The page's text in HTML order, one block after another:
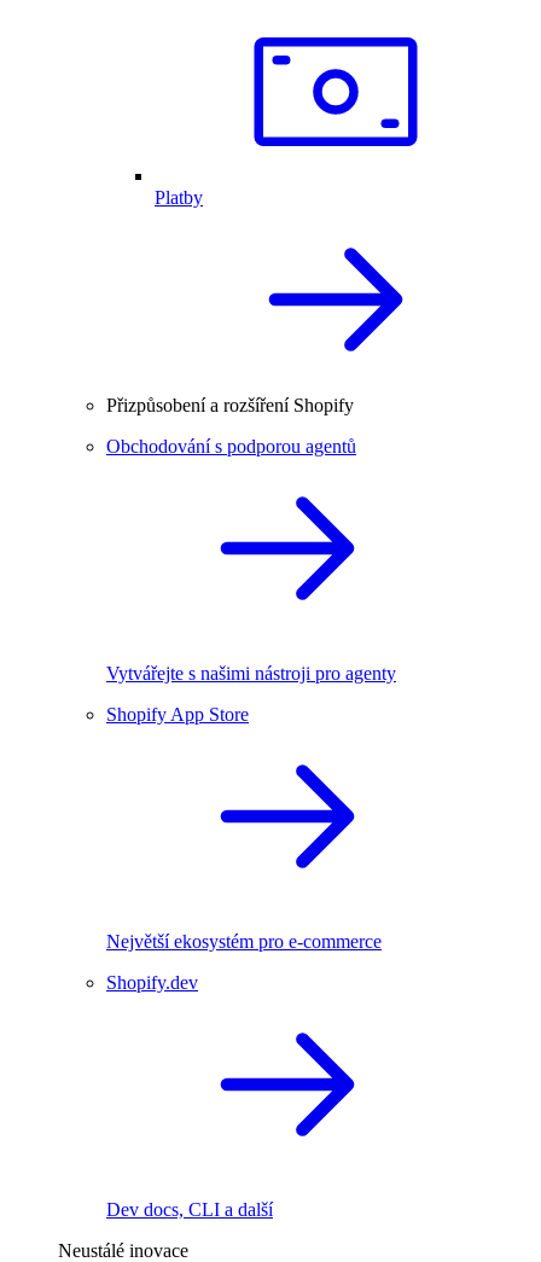
Platby
Přizpůsobení a rozšíření Shopify
Obchodování s podporou agentů
Vytvářejte s našimi nástroji pro agenty
Shopify App Store
Největší ekosystém pro e-commerce
Shopify.dev
Dev docs, CLI a další
Neustálé inovace